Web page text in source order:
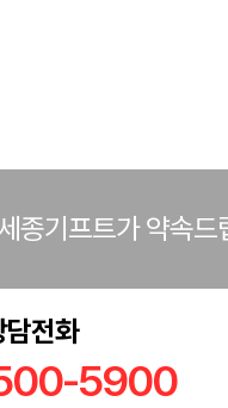
종기프트가 약속드
담전화
5900